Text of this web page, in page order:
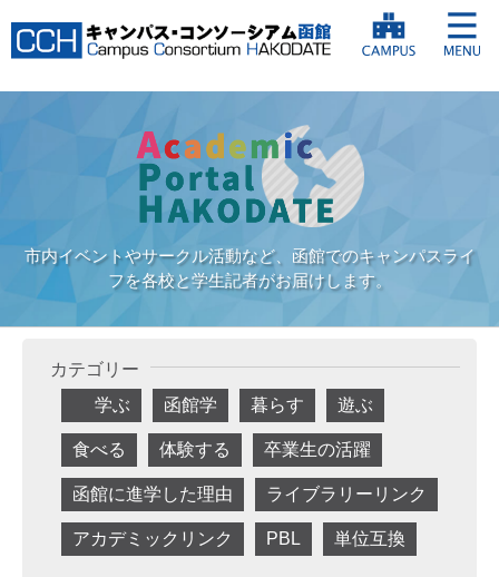
市内イベントやサークル活動など、函館でのキャンパスライ
フを各校と学生記者がお届けします。
カテゴリー
学ぶ
函館学 暮らす 遊ぶ
食べる 体験する 卒業生の活躍
函館に進学した理由 ライブラリーリンク
アカデミックリンク PBL 単位互換